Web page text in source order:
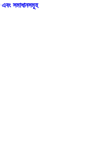
সমাধানসমূহ